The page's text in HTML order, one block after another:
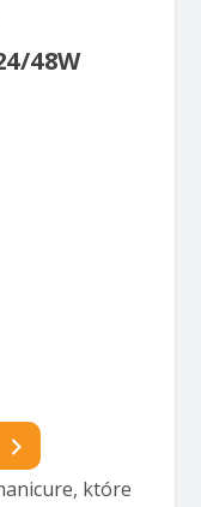
48W
które